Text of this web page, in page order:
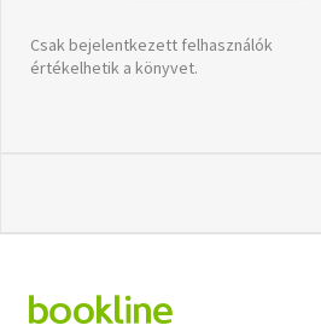
Csak bejelentkezett felhasználók
értékelhetik a könyvet.